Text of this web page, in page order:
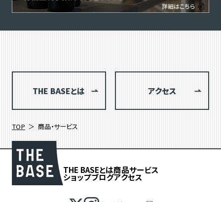
THE BASEとは アクセス
TOP 商品・サービス
THE BASEとは商品サービス
ショップブログアクセス